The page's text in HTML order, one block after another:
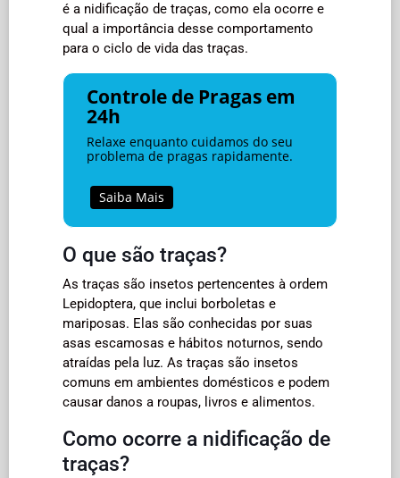
é a nidificação de traças, como ela ocorre e
qual a importância desse comportamento
para o ciclo de vida das traças.
Controle de Pragas em
24h
Relaxe enquanto cuidamos do seu
problema de pragas rapidamente.
Saiba Mais
O que são traças?
As traças são insetos pertencentes à ordem
Lepidoptera, que inclui borboletas e
mariposas. Elas são conhecidas por suas
asas escamosas e hábitos noturnos, sendo
atraídas pela luz. As traças são insetos
comuns em ambientes domésticos e podem
causar danos a roupas, livros e alimentos.
Como ocorre a nidificação de
traças?